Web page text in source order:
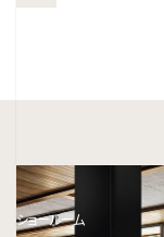
ショールーム